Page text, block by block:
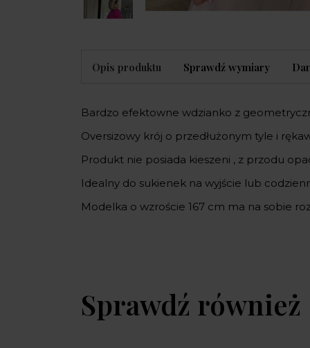
Opis produktu Sprawdź wymiary
Bardzo efektowne wdzianko z
Oversizowy krój o przedłużonym tyle i
Produkt nie posiada kieszeni , z przodu
Idealny do sukienek na wyjście lub
Modelka o wzroście 167 cm ma na sobie
Sprawdź również